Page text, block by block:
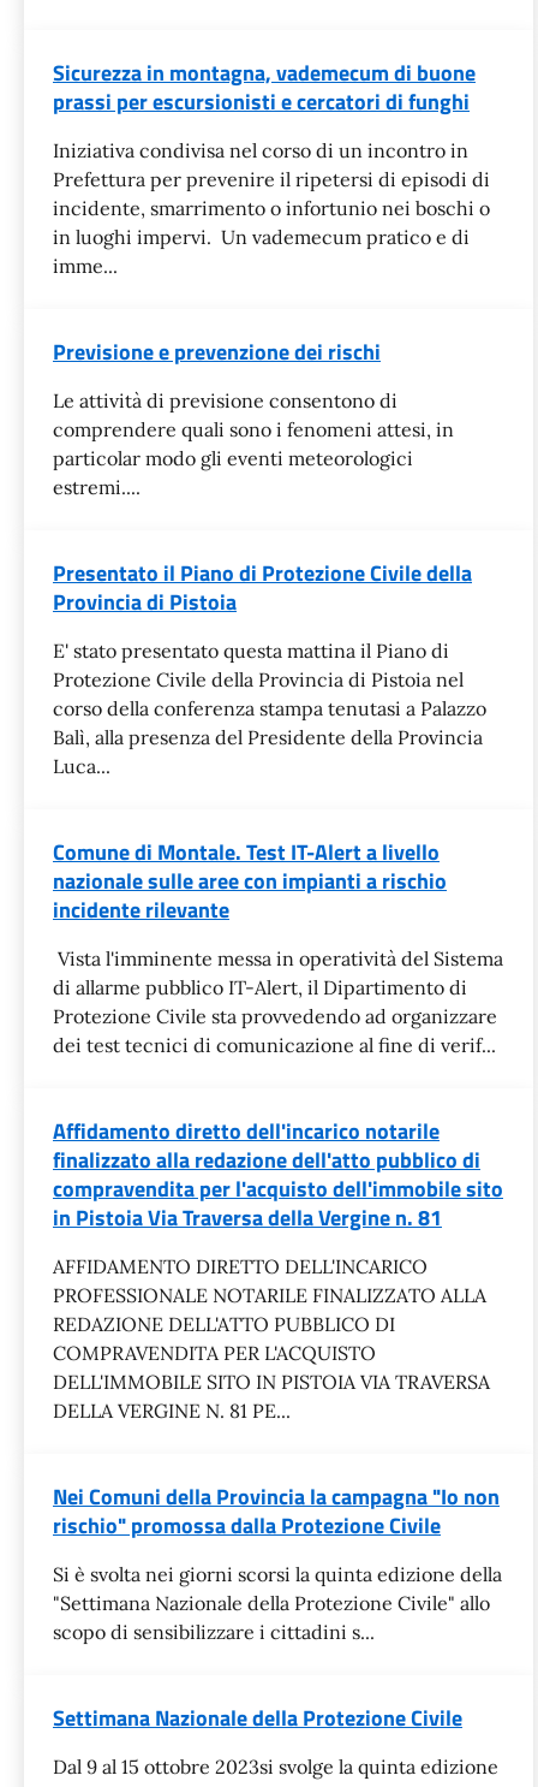
Sicurezza in montagna, vademecum di buone
prassi per escursionisti e cercatori di funghi
Iniziativa condivisa nel corso di un incontro in
Prefettura per prevenire il ripetersi di episodi di
incidente, smarrimento o infortunio nei boschi o
in luoghi impervi. Un vademecum pratico e di
imme...
Previsione e prevenzione dei rischi
Le attività di previsione consentono di
comprendere quali sono i fenomeni attesi, in
particolar modo gli eventi meteorologici
estremi....
Presentato il Piano di Protezione Civile della
Provincia di Pistoia
E' stato presentato questa mattina il Piano di
Protezione Civile della Provincia di Pistoia nel
corso della conferenza stampa tenutasi a Palazzo
Balì, alla presenza del Presidente della Provincia
Luca...
Comune di Montale. Test IT-Alert a livello
nazionale sulle aree con impianti a rischio
incidente rilevante
Vista l'imminente messa in operatività del Sistema
di allarme pubblico IT-Alert, il Dipartimento di
Protezione Civile sta provvedendo ad organizzare
dei test tecnici di comunicazione al fine di verif...
Affidamento diretto dell'incarico notarile
finalizzato alla redazione dell'atto pubblico di
compravendita per l'acquisto dell'immobile sito
in Pistoia Via Traversa della Vergine n. 81
AFFIDAMENTO DIRETTO DELL'INCARICO
PROFESSIONALE NOTARILE FINALIZZATO ALLA
REDAZIONE DELL'ATTO PUBBLICO DI
COMPRAVENDITA PER L'ACQUISTO
DELL'IMMOBILE SITO IN PISTOIA VIA TRAVERSA
DELLA VERGINE N. 81 PE...
Nei Comuni della Provincia la campagna "Io non
rischio" promossa dalla Protezione Civile
Si è svolta nei giorni scorsi la quinta edizione della
"Settimana Nazionale della Protezione Civile" allo
scopo di sensibilizzare i cittadini s...
Settimana Nazionale della Protezione Civile
Dal 9 al 15 ottobre 2023si svolge la quinta edizione